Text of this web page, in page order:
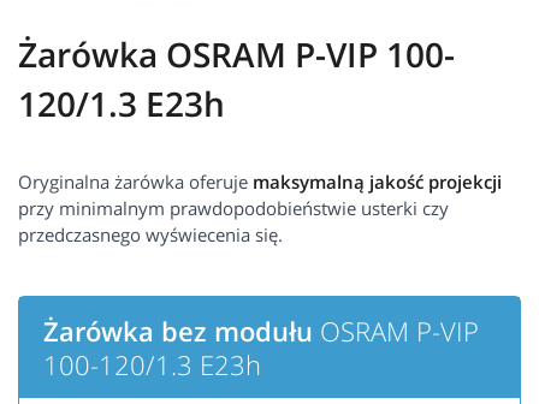
Żarówka OSRAM P-VIP 100-
120/1.3 E23h
Oryginalna żarówka oferuje maksymalną jakość projekcji
przy minimalnym prawdopodobieństwie usterki czy
przedczasnego wyświecenia się.
Żarówka bez modułu OSRAM P-VIP
100-120/1.3 E23h